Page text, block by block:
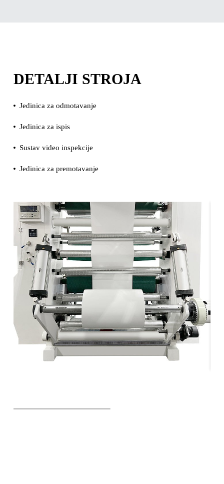
DETALJI STROJA
Jedinica za odmotavanje
Jedinica za ispis
Sustav video inspekcije
Jedinica za premotavanje